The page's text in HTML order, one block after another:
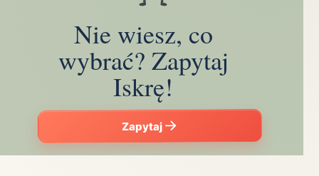
Nie wiesz, co
wybrać? Zapytaj
Iskrę!
Zapytaj